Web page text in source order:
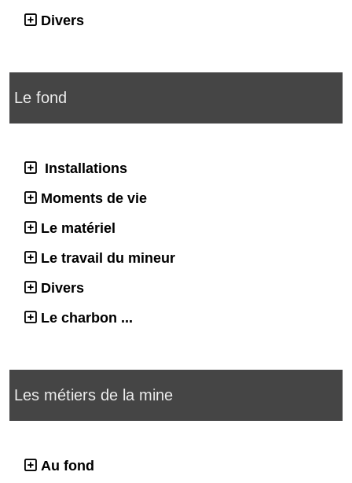
Divers
Le fond
Installations
Moments de vie
Le matériel
Le travail du mineur
Divers
Le charbon ...
Les métiers de la mine
Au fond